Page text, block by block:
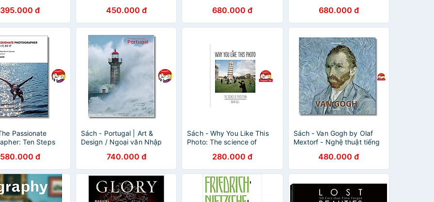
395.000 đ
ảnh Nghệ thuật Bồ Đào Nha
450.000 đ 680.000 đ
by Thomas Hauffe - Sách
nghệ thuật
680.000 đ
Passionate
Ten Steps
580.000 đ
Sách - Portugal | Art &
Design / Ngoại văn Nhập
ảnh Nghệ thuật Bồ Đào Nha
740.000 đ
Sách - Why You Like This
Photo: The science of
understand photographs by
Brian Dilg
280.000 đ
Sách - Van Gogh by Olaf
Mextorf - Nghệ thuật tiếng
480.000 đ